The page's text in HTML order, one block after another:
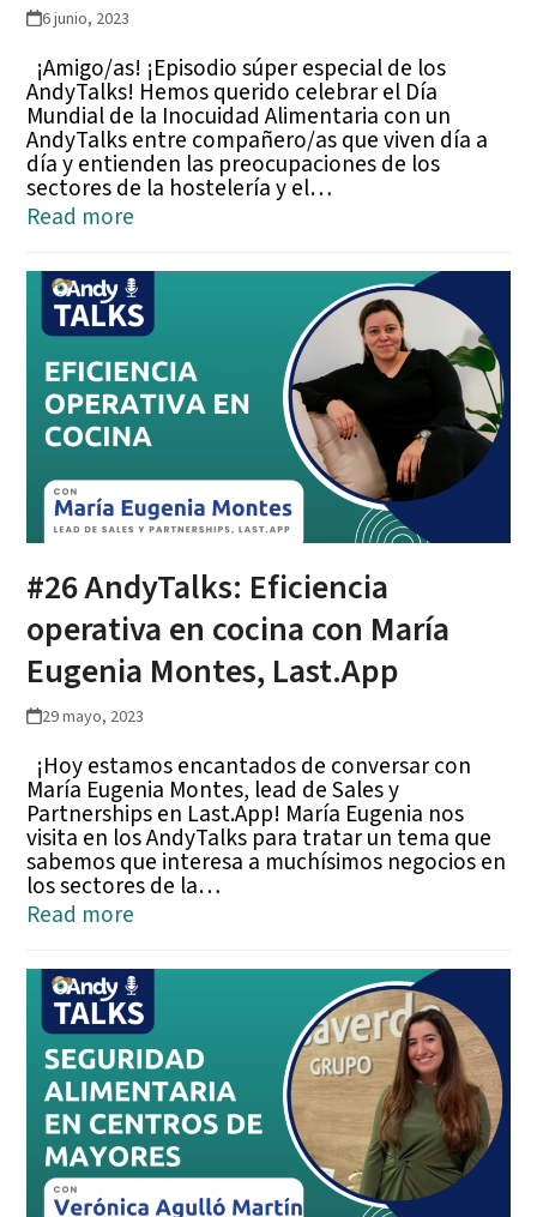
6 junio, 2023
¡Amigo/as! ¡Episodio súper especial de los
AndyTalks! Hemos querido celebrar el Día
Mundial de la Inocuidad Alimentaria con un
AndyTalks entre compañero/as que viven día a
día y entienden las preocupaciones de los
sectores de la hostelería y el…
Read more
#26 AndyTalks: Eficiencia
operativa en cocina con María
Eugenia Montes, Last.App
29 mayo, 2023
¡Hoy estamos encantados de conversar con
María Eugenia Montes, lead de Sales y
Partnerships en Last.App! María Eugenia nos
visita en los AndyTalks para tratar un tema que
sabemos que interesa a muchísimos negocios en
los sectores de la…
Read more